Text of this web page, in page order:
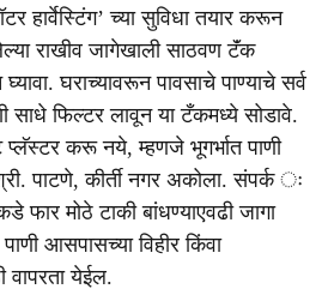
हार्वेस्टिंग’ च्या सुविधा तयार करून
राखीव जागेखाली साठवण टॅंक
घराच्यावरून पावसाचे पाण्याचे सर्व
साधे फिल्टर लावून या टँकमध्ये सोडावे.
करू नये, म्हणजे भूगर्भात पाणी
पाटणे, कीर्ती नगर अकोला. संपर्क ः
फार मोठे टाकी बांधण्याएवढी जागा
पाणी आसपासच्या विहीर किंवा
वापरता येईल.